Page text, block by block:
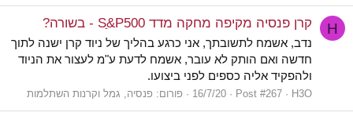
H קרן פנסיה מקיפה מחקה מדד Sַ&P500 - בשורה?
נדב, אשמח לתשובתך, אני כרגע בהליך של ניוד קרן ישנה לתוך
חדשה ואם הותק לא עובר, אשמח לדעת ע"מ לעצור את הניוד
ולהפקיד אליה כספים לפני ביצועו.
H3O
Post #267
16/7/20 פורום: פנסיה, גמל וקרנות השתלמות